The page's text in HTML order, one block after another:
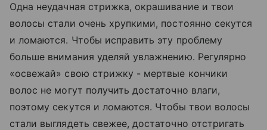
Одна неудачная стрижка, окрашивание и твои
волосы стали очень хрупкими, постоянно секутся
и ломаются. Чтобы исправить эту проблему
больше внимания уделяй увлажнению. Регулярно
«освежай» свою стрижку - мертвые кончики
волос не могут получить достаточно влаги,
поэтому секутся и ломаются. Чтобы твои волосы
стали выглядеть свежее, достаточно отстригать